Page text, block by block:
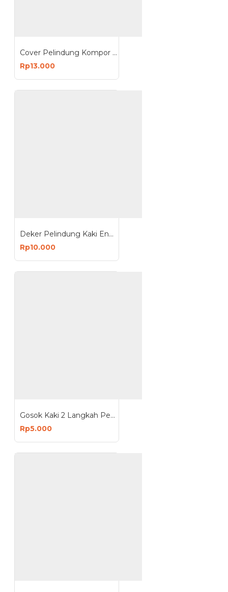
Cover Pelindung Kompor Gas Dudukan Kaki Stainless
Rp13.000
Deker Pelindung Kaki Engkel Telaisi Ankle Support Dekker
Rp10.000
Gosok Kaki 2 Langkah Penghalus Tumit Kaki Pedicure 2 Step
Rp5.000